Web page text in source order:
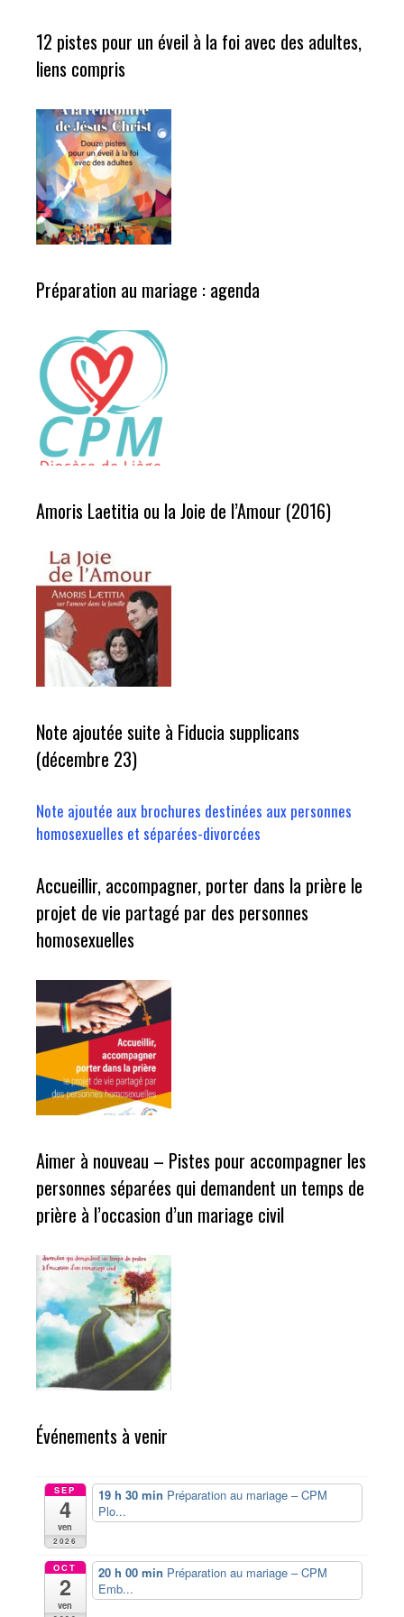
12 pistes pour un éveil à la foi avec des adultes,
liens compris
Préparation au mariage : agenda
Amoris Laetitia ou la Joie de l’Amour (2016)
Note ajoutée suite à Fiducia supplicans
(décembre 23)
Note ajoutée aux brochures destinées aux personnes
homosexuelles et séparées-divorcées
Accueillir, accompagner, porter dans la prière le
projet de vie partagé par des personnes
homosexuelles
Aimer à nouveau – Pistes pour accompagner les
personnes séparées qui demandent un temps de
prière à l’occasion d’un mariage civil
Événements à venir
SEP
4
ven
2026
19 h 30 min Préparation au mariage – CPM
Plo...
OCT
2
ven
20 h 00 min Préparation au mariage – CPM
Emb...